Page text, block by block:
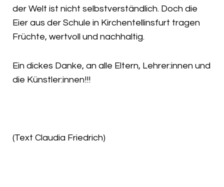
der Welt ist nicht selbstverständlich. Doch die
Eier aus der Schule in Kirchentellinsfurt tragen
Früchte, wertvoll und nachhaltig.
Ein dickes Danke, an alle Eltern, Lehrer:innen und
die Künstler:innen!!!
(Text Claudia Friedrich)